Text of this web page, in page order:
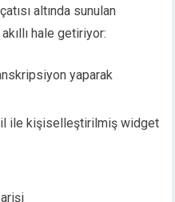
çatısı altında sunulan
hale getiriyor:
yaparak
ile kişiselleştirilmiş widget